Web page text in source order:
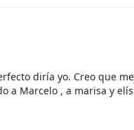
diría yo. Creo que
a Marcelo , a marisa y